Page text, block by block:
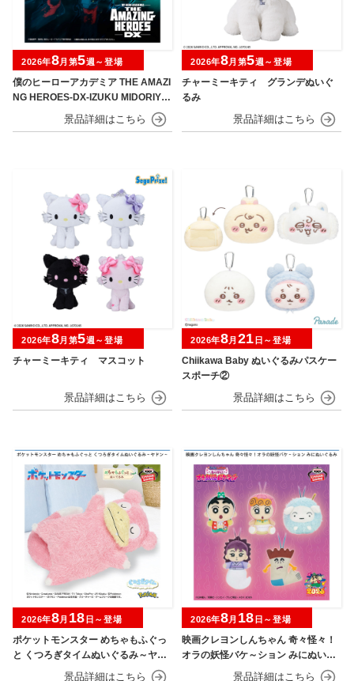
僕のヒーローアカデミア THE AMAZI
NG HEROES-DX-IZUKU MIDORIYA
OVERLAY Ⅱ
2026年8月第5週～登場
チャーミーキティ グランデぬいぐ
るみ
2026年8月第5週～登場
チャーミーキティ マスコット
2026年8月第5週～登場
Chiikawa Baby ぬいぐるみパスケー
スポーチ②
2026年8月 21 日～登場
ポケットモンスター めちゃもふぐっ
と くつろぎタイムぬいぐるみ～ヤド
2026年8月 18 日～登場
映画クレヨンしんちゃん 奇々怪々！
オラの妖怪バケ～ション みにぬいぐ
2026年8月 18 日～登場